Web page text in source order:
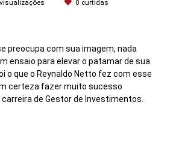
visualizações 0 curtidas
preocupa com sua imagem, nada
ensaio para elevar o patamar de sua
o que o Reynaldo Netto fez com esse
certeza fazer muito sucesso
de Gestor de Investimentos.